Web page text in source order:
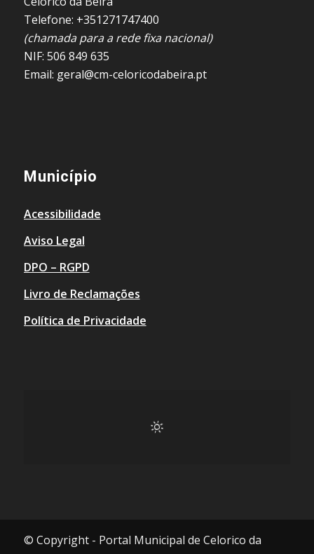
Telefone: +351271747400
(chamada para a rede fixa nacional)
NIF: 506 849 635
Email: geral@cm-celoricodabeira.pt
Município
Acessibilidade
Aviso Legal
DPO – RGPD
Livro de Reclamações
Política de Privacidade
© Copyright - Portal Municipal de Celorico da